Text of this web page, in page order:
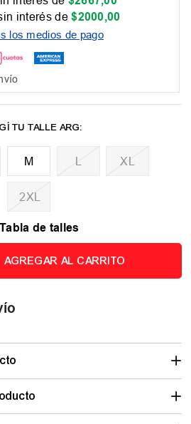
interés de$2000,00
los medios de pago
M L XL
2XL
de talles
AGREGAR AL CARRITO